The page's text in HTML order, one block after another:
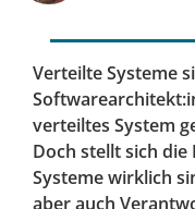
Verteilte Systeme
verteiltes System
Doch stellt sich
Systeme wirklich
aber auch